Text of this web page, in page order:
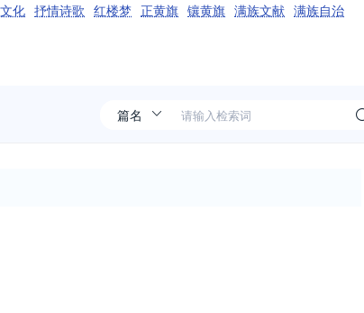
化 抒情诗歌 红楼梦 正黄旗 镶黄旗 满族文献 满族自治